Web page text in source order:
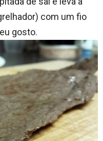
com um fio
gosto.